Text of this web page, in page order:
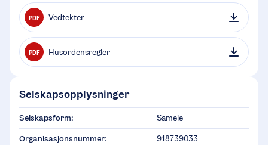
PDF Vedtekter
PDF Husordensregler
Selskapsopplysninger
Selskapsform: Sameie
Organisasjonsnummer: 918739033